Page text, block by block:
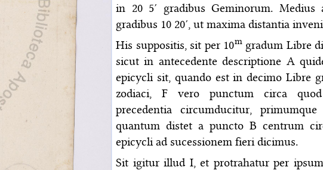
in 20 5′ gradibus Geminorum.
gradibus 10 20′, ut maxima distantia
His suppositis, sit per 10mgradum Libre
sicut in antecedente descriptione A
epicycli sit, quando est in decimo Libre
zodiaci, F vero punctum circa
precedentia circumducitur,
quantum distet a puncto B centrum
epicycli ad sucessionem fieri dicimus.
Sit igitur illud I, et protrahatur per